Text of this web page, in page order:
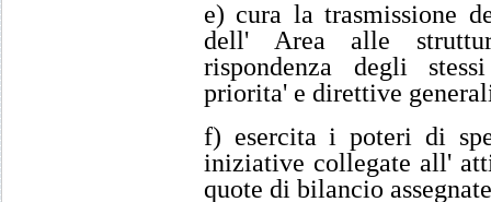
e) cura la trasmissione
dell' Area alle
rispondenza degli
priorita' e direttive
f) esercita i poteri di
iniziative collegate all'
quote di bilancio